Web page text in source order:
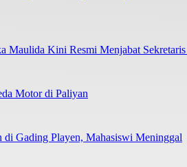
Maulida Kini Resmi Menjabat
Motor di Paliyan
Gading Playen, Mahasiswi Meninggal